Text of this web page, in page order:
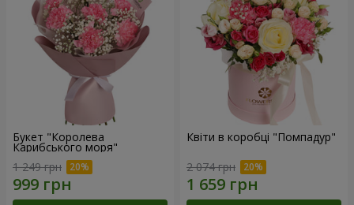
Букет "Королева
Карибського моря"
1 249 грн
Квіти в коробці "Помпадур"
2 074 грн